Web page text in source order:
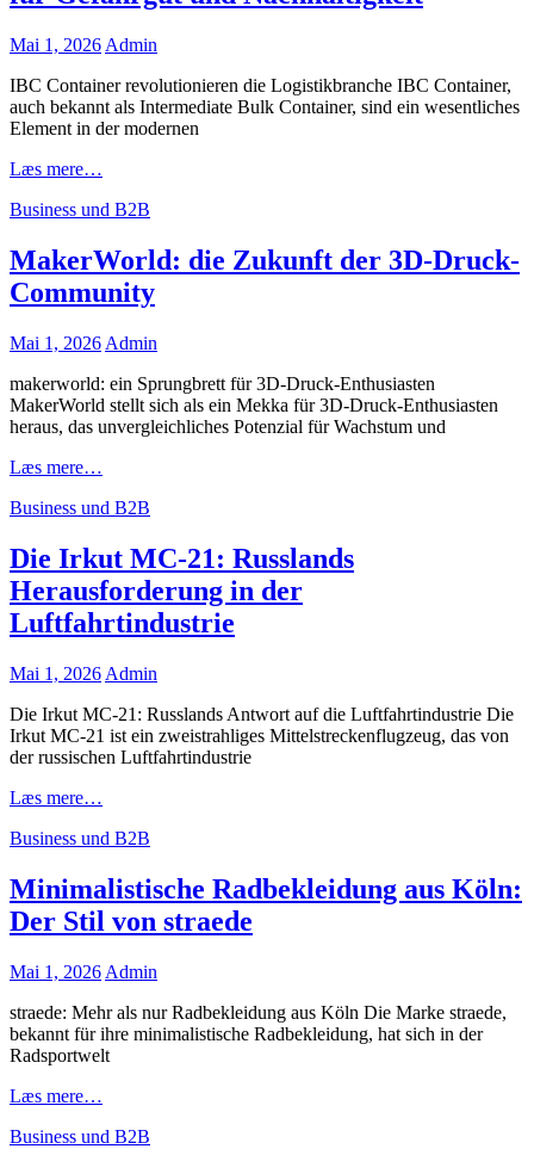
Posted
Mai 1, 2026 Admin
IBC Container revolutionieren die Logistikbranche IBC Container,
auch bekannt als Intermediate Bulk Container, sind ein wesentliches
Element in der modernen
Læs mere…
Effiziente
für
Gefahrgut
und
Cat
Business und B2B
MakerWorld: die Zukunft der 3D-Druck-
Community
Posted
Mai 1, 2026 Admin
makerworld: ein Sprungbrett für 3D-Druck-Enthusiasten
MakerWorld stellt sich als ein Mekka für 3D-Druck-Enthusiasten
heraus, das unvergleichliches Potenzial für Wachstum und
Læs mere…
Zukunft
3D-
Druck-
Community
Cat
Business und B2B
Die Irkut MC-21: Russlands
Herausforderung in der
Luftfahrtindustrie
Posted
Mai 1, 2026 Admin
Die Irkut MC-21: Russlands Antwort auf die Luftfahrtindustrie Die
Irkut MC-21 ist ein zweistrahliges Mittelstreckenflugzeug, das von
der russischen Luftfahrtindustrie
Læs mere…
MC-
Russlands
Herausforderung
in
Luftfahrtindustrie
Cat
Business und B2B
Minimalistische Radbekleidung aus Köln:
Der Stil von straede
Posted
Mai 1, 2026 Admin
straede: Mehr als nur Radbekleidung aus Köln Die Marke straede,
bekannt für ihre minimalistische Radbekleidung, hat sich in der
Radsportwelt
Læs mere…
aus
Cat
Business und B2B